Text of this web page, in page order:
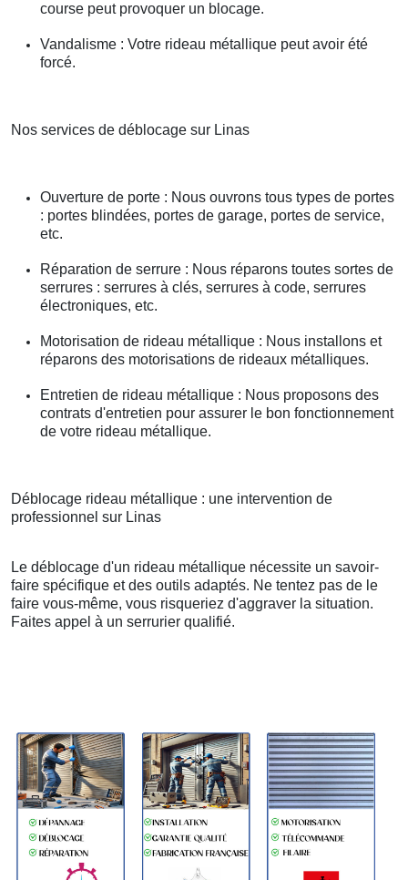
course peut provoquer un blocage.
Vandalisme : Votre rideau métallique peut avoir été
forcé.
Nos services de déblocage sur Linas
Ouverture de porte : Nous ouvrons tous types de portes
: portes blindées, portes de garage, portes de service,
etc.
Réparation de serrure : Nous réparons toutes sortes de
serrures : serrures à clés, serrures à code, serrures
électroniques, etc.
Motorisation de rideau métallique : Nous installons et
réparons des motorisations de rideaux métalliques.
Entretien de rideau métallique : Nous proposons des
contrats d'entretien pour assurer le bon fonctionnement
de votre rideau métallique.
Déblocage rideau métallique : une intervention de
professionnel sur Linas
Le déblocage d'un rideau métallique nécessite un savoir-
faire spécifique et des outils adaptés. Ne tentez pas de le
faire vous-même, vous risqueriez d'aggraver la situation.
Faites appel à un serrurier qualifié.